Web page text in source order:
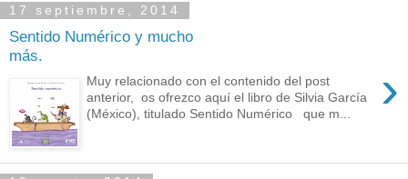
17 septiembre, 2014
Sentido Numérico y mucho
más.
›
Muy relacionado con el contenido del post
anterior, os ofrezco aquí el libro de Silvia García
(México), titulado Sentido Numérico que m...